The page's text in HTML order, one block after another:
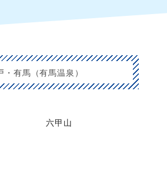
・有馬（有馬温泉）
六甲山